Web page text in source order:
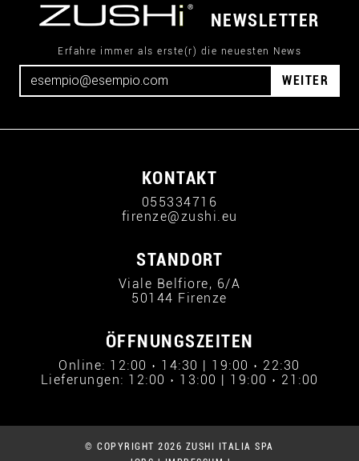
NEWSLETTER
Erfahre immer als erste(r) die neuesten News
WEITER
KONTAKT
055334716
firenze@zushi.eu
STANDORT
Viale Belfiore, 6/A
50144 Firenze
ÖFFNUNGSZEITEN
Online: 12:00 › 14:30 | 19:00 › 22:30
Lieferungen: 12:00 › 13:00 | 19:00 › 21:00
© COPYRIGHT 2026 ZUSHI ITALIA SPA